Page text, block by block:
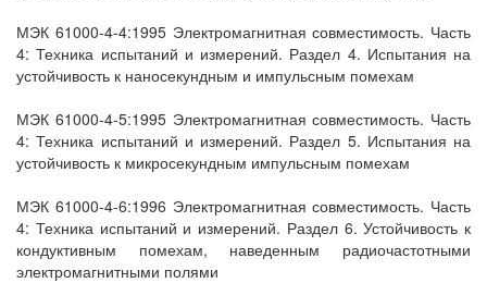
МЭК 61000-4-4:1995 Электромагнитная совместимость. Часть
4: Техника испытаний и измерений. Раздел 4. Испытания на
устойчивость к наносекундным и импульсным помехам
МЭК 61000-4-5:1995 Электромагнитная совместимость. Часть
4: Техника испытаний и измерений. Раздел 5. Испытания на
устойчивость к микросекундным импульсным помехам
МЭК 61000-4-6:1996 Электромагнитная совместимость. Часть
4: Техника испытаний и измерений. Раздел 6. Устойчивость к
кондуктивным помехам, наведенным радиочастотными
электромагнитными полями